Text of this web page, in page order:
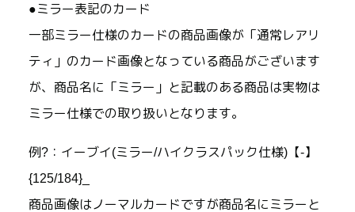
●ミラー表記のカード
一部ミラー仕様のカードの商品画像が「通常レアリ
ティ」のカード画像となっている商品がございます
が、商品名に「ミラー」と記載のある商品は実物は
ミラー仕様での取り扱いとなります。
例?：イーブイ(ミラー/ハイクラスパック仕様)【-】
{125/184}_
商品画像はノーマルカードですが商品名にミラーと